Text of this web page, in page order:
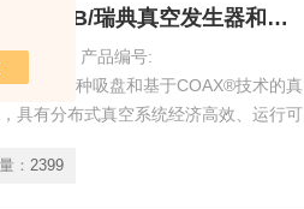
VGS™2010 OB20x60P供应PIAB/瑞典真空发生器和吸盘正品原装
正品原装 产品编号:
集各种吸盘和基于COAX®技术的真
具有分布式真空系统经济高效、运行可
： 2399